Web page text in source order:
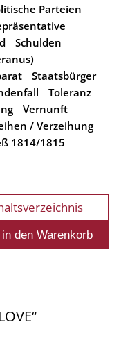
Parteien
Schulden
Staatsbürger
Toleranz
Vernunft
/ Verzeihung
1814/1815